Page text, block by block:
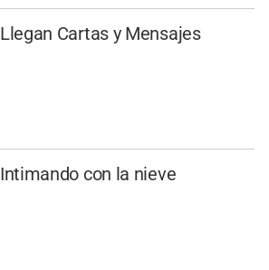
Llegan Cartas y Mensajes
Intimando con la nieve